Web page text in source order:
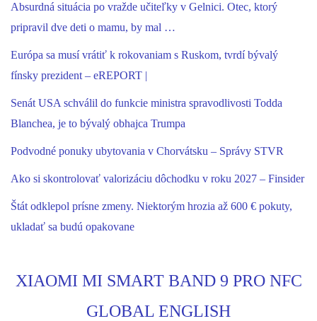
Absurdná situácia po vražde učiteľky v Gelnici. Otec, ktorý
pripravil dve deti o mamu, by mal …
Európa sa musí vrátiť k rokovaniam s Ruskom, tvrdí bývalý
fínsky prezident – eREPORT |
Senát USA schválil do funkcie ministra spravodlivosti Todda
Blanchea, je to bývalý obhajca Trumpa
Podvodné ponuky ubytovania v Chorvátsku – Správy STVR
Ako si skontrolovať valorizáciu dôchodku v roku 2027 – Finsider
Štát odklepol prísne zmeny. Niektorým hrozia až 600 € pokuty,
ukladať sa budú opakovane
XIAOMI MI SMART BAND 9 PRO NFC
GLOBAL ENGLISH